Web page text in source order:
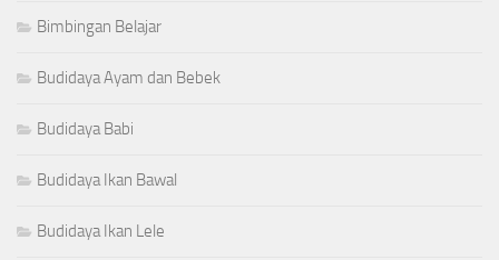
Bimbingan Belajar
Budidaya Ayam dan Bebek
Budidaya Babi
Budidaya Ikan Bawal
Budidaya Ikan Lele